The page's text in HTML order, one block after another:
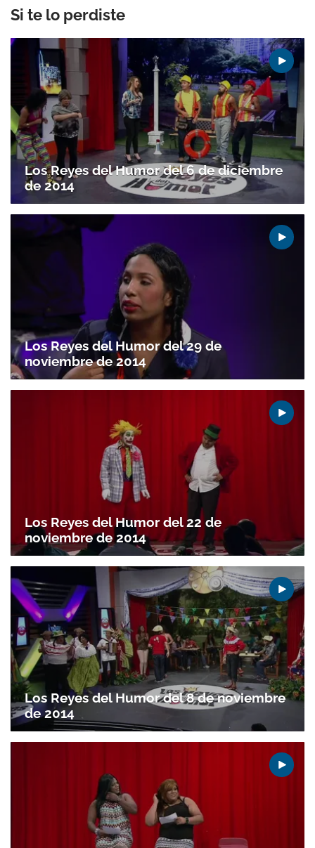
Gracias por suscribirte a nuestro boletín.
ACEPTAR
Si te lo perdiste
Los Reyes del Humor del 6 de diciembre
de 2014
Los Reyes del Humor del 29 de
noviembre de 2014
Los Reyes del Humor del 22 de
noviembre de 2014
Los Reyes del Humor del 8 de noviembre
de 2014